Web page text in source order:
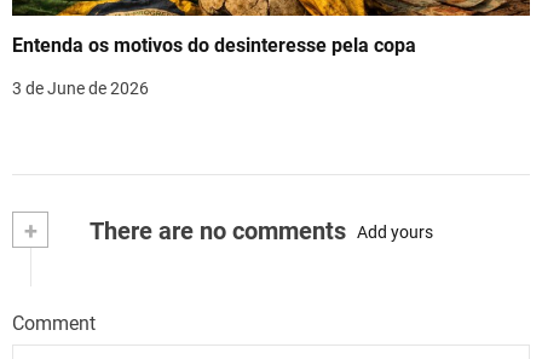
Entenda os motivos do desinteresse pela copa
3 de June de 2026
+ There are no comments Add yours
Comment